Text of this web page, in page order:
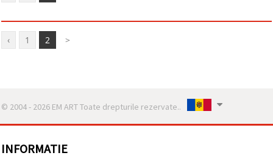
‹ 1 2 >
© 2004 - 2026 EM ART Toate drepturile rezervate..
INFORMATIE